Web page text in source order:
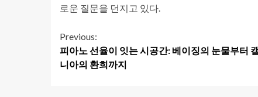
로운 질문을 던지고 있다.
Continue
Reading
Previous:
피아노 선율이 잇는 시공간: 베이징의 눈물부터
니아의 환희까지